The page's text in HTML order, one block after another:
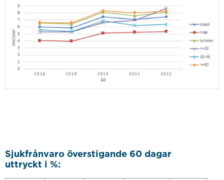
Sjukfrånvaro överstigande 60 dagar
uttryckt i %: